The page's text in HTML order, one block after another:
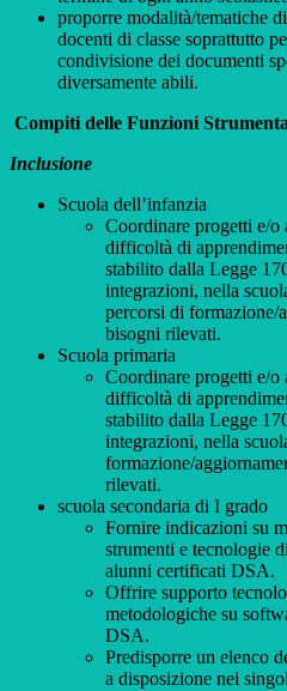
proporre modalità/tematiche
docenti di classe soprattutto
condivisione dei documenti
diversamente abili.
Compiti delle Funzioni
Inclusione
Scuola dell’infanzia
Coordinare progetti e/
difficoltà di
stabilito dalla Legge
integrazioni, nella
percorsi di formazione/
bisogni rilevati.
Scuola primaria
Coordinare progetti e/
difficoltà di
stabilito dalla Legge
integrazioni, nella
formazione/
rilevati.
scuola secondaria di I grado
Fornire indicazioni su
strumenti e tecnologie
alunni certificati DSA.
Offrire supporto
metodologiche su
DSA.
Predisporre un elenco
a disposizione nei